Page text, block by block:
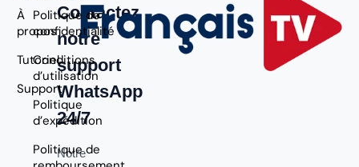
À
propos
Tutoriel
Support
Politique de
confidentialité
Conditions
d’utilisation
Politique
d’expédition
Politique de
Contactez
notre
support
WhatsApp
24/7
Notre